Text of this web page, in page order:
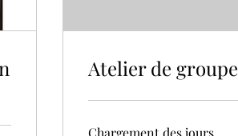
Atelier de groupe
Chargement des jours...